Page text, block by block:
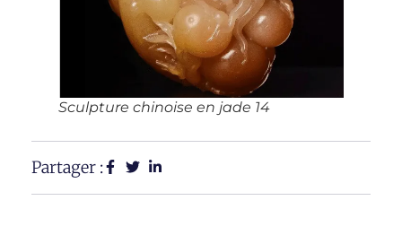
Sculpture chinoise en jade 14
Partager :